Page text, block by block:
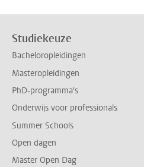
Studiekeuze
Bacheloropleidingen
Masteropleidingen
PhD-programma's
Onderwijs voor professionals
Summer Schools
Open dagen
Master Open Dag